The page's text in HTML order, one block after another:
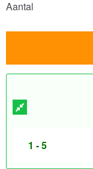
Aantal
1 - 5